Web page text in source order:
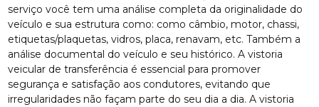
serviço você tem uma análise completa da originalidade do
veículo e sua estrutura como: como câmbio, motor, chassi,
etiquetas/plaquetas, vidros, placa, renavam, etc. Também a
análise documental do veículo e seu histórico. A vistoria
veicular de transferência é essencial para promover
segurança e satisfação aos condutores, evitando que
irregularidades não façam parte do seu dia a dia. A vistoria